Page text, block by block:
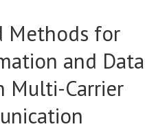
Methods for
and Data
Multi-Carrier